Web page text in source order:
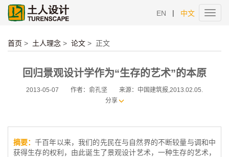
EN | 中文
首页 > 土人理念 > 论文 > 正文
回归景观设计学作为“生存的艺术”的本原
2013-05-07 作者：俞孔坚
来源：中国建筑报,2013.02.05.
分享
摘要： 千百年以来，我们的先民在与自然界的不断较量与调和中
获得生存的权利，由此诞生了景观设计艺术，一种生存的艺术，